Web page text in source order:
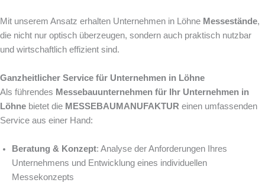
Mit unserem Ansatz erhalten Unternehmen in Löhne Messestände,
die nicht nur optisch überzeugen, sondern auch praktisch nutzbar
und wirtschaftlich effizient sind.
Ganzheitlicher Service für Unternehmen in Löhne
Als führendes Messebauunternehmen für Ihr Unternehmen in
Löhne bietet die MESSEBAUMANUFAKTUR einen umfassenden
Service aus einer Hand:
Beratung & Konzept: Analyse der Anforderungen Ihres
Unternehmens und Entwicklung eines individuellen
Messekonzepts